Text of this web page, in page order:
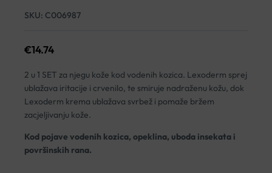
SKU: C006987
€14.74
2 u 1 SET za njegu kože kod vodenih kozica. Lexoderm sprej
ublažava iritacije i crvenilo, te smiruje nadraženu kožu, dok
Lexoderm krema ublažava svrbež i pomaže bržem
zacjeljivanju kože.
Kod pojave vodenih kozica, opeklina, uboda insekata i
površinskih rana.